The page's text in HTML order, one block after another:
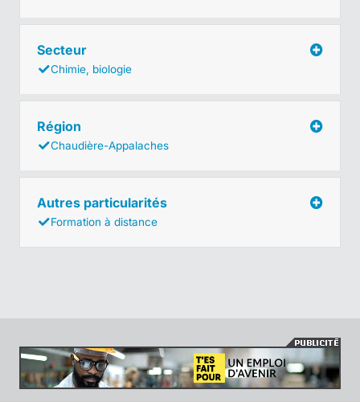
Secteur
Chimie, biologie
Région
Chaudière-Appalaches
Autres particularités
Formation à distance